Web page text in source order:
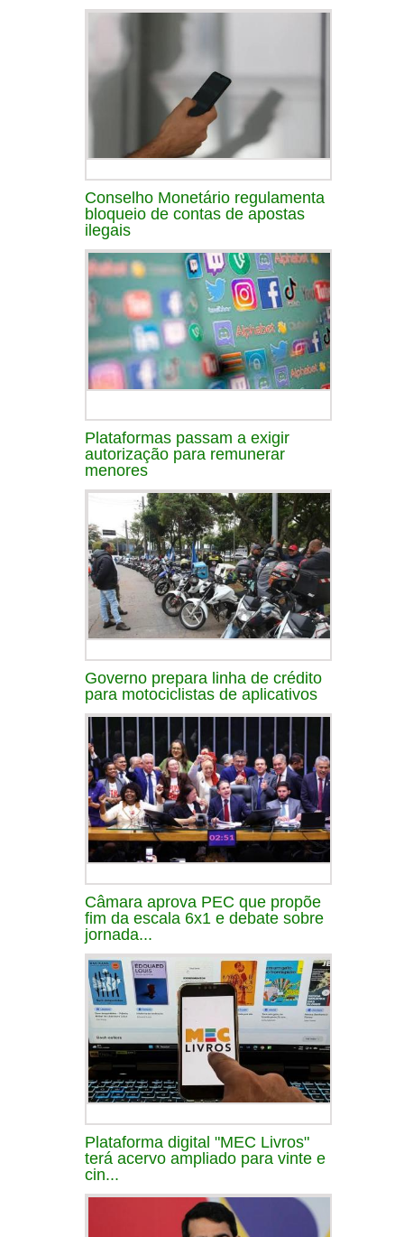
Conselho Monetário regulamenta
bloqueio de contas de apostas
ilegais
Plataformas passam a exigir
autorização para remunerar
menores
Governo prepara linha de crédito
para motociclistas de aplicativos
Câmara aprova PEC que propõe
fim da escala 6x1 e debate sobre
jornada...
Plataforma digital "MEC Livros"
terá acervo ampliado para vinte e
cin...